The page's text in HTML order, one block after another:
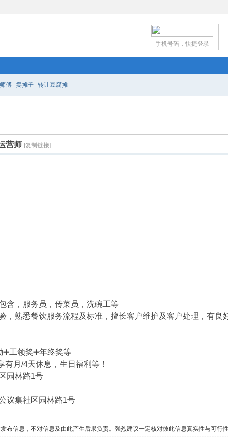
手机号码，快捷登录
傅 卖摊子 转让豆腐摊
营师 [复制链接]
含，服务员，传菜员，洗碗工等
，熟悉餐饮服务流程及标准，擅长客户维护及客户处理，有良
工领奖➕年终奖等
月/4天休息，生日福利等！
园林路1号
议集社区园林路1号
布信息，不对信息及由此产生后果负责。强烈建议一定核对彼此信息真实性与可行性